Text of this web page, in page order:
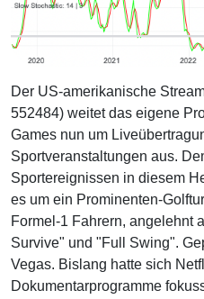
Der US-amerikanische
552484) weitet das eigene
Games nun um
Sportveranstaltungen aus.
Sportereignissen in diesem
es um ein Prominenten-
Formel-1 Fahrern, angelehnt
Survive" und "Full Swing".
Vegas. Bislang hatte sich
Dokumentarprogramme